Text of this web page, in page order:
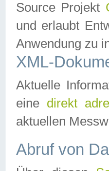
Source Projekt
und erlaubt
Anwendung zu
XML-
Aktuelle
eine direkt
aktuellen
Abruf von